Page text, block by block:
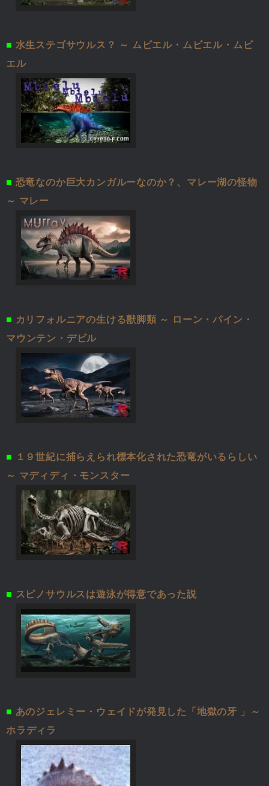
■ 水生ステゴサウルス？ ～ ムビエル・ムビエル・ムビ
エル
■ 恐竜なのか巨大カンガルーなのか？、マレー湖の怪物
～ マレー
■ カリフォルニアの生ける獣脚類 ～ ローン・パイン・
マウンテン・デビル
■
１９世紀に捕らえられ標本化された恐竜がいるらしい
～ マディディ・モンスター
■ スピノサウルスは遊泳が得意であった説
■ あのジェレミー・ウェイドが発見した「地獄の牙 」～
ホラディラ